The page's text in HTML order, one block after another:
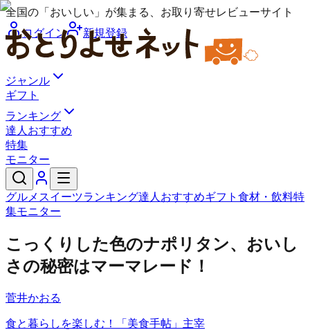
全国の「おいしい」が集まる、お取り寄せレビューサイト
ログイン
新規登録
ジャンル
ギフト
ランキング
達人おすすめ
特集
モニター
グルメ スイーツランキング達人おすすめギフト 食材・飲料特
集モニター
こっくりした色のナポリタン、おいし
さの秘密はマーマレード！
菅井かおる
食と暮らしを楽しむ！「美食手帖」主宰